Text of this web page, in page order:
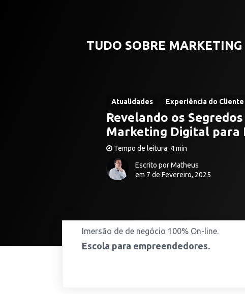
TUDO SOBRE MARKETING
Atualidades Experiência do Cliente
Revelando os
Marketing Digital para
Tempo de leitura: 4 min
Escrito por Matheus
em 7 de Fevereiro, 2025
Imersão de de negócio 100% On-line.
Escola para empreendedores.